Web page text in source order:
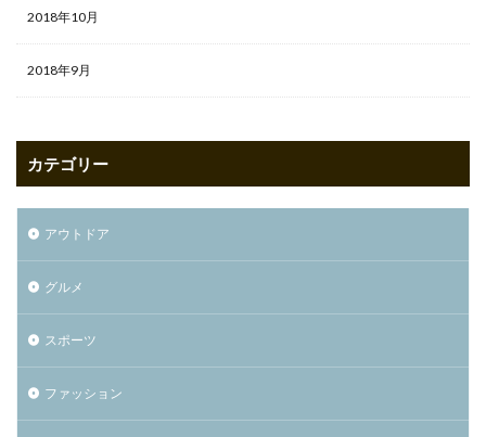
2018年10月
2018年9月
カテゴリー
アウトドア
グルメ
スポーツ
ファッション